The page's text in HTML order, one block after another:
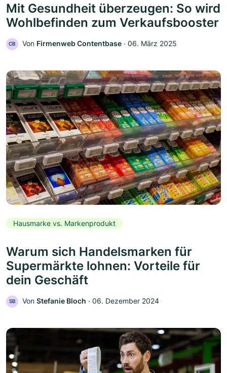
Mit Gesundheit überzeugen: So wird
Wohlbefinden zum Verkaufsbooster
CB Von Firmenweb Contentbase ‧ 06. März 2025
Hausmarke vs. Markenprodukt
Warum sich Handelsmarken für
Supermärkte lohnen: Vorteile für
dein Geschäft
SB Von Stefanie Bloch ‧ 06. Dezember 2024